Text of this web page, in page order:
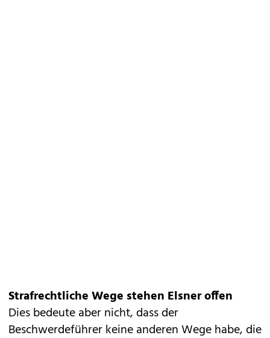
Strafrechtliche Wege stehen Elsner offen
Dies bedeute aber nicht, dass der
Beschwerdeführer keine anderen Wege habe, die